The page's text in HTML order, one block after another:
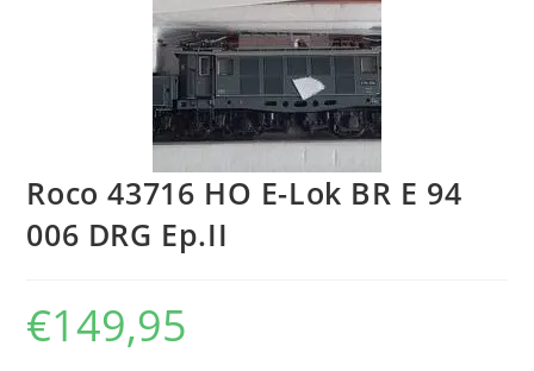
Roco 43716 HO E-Lok BR E 94
006 DRG Ep.II
€149,95